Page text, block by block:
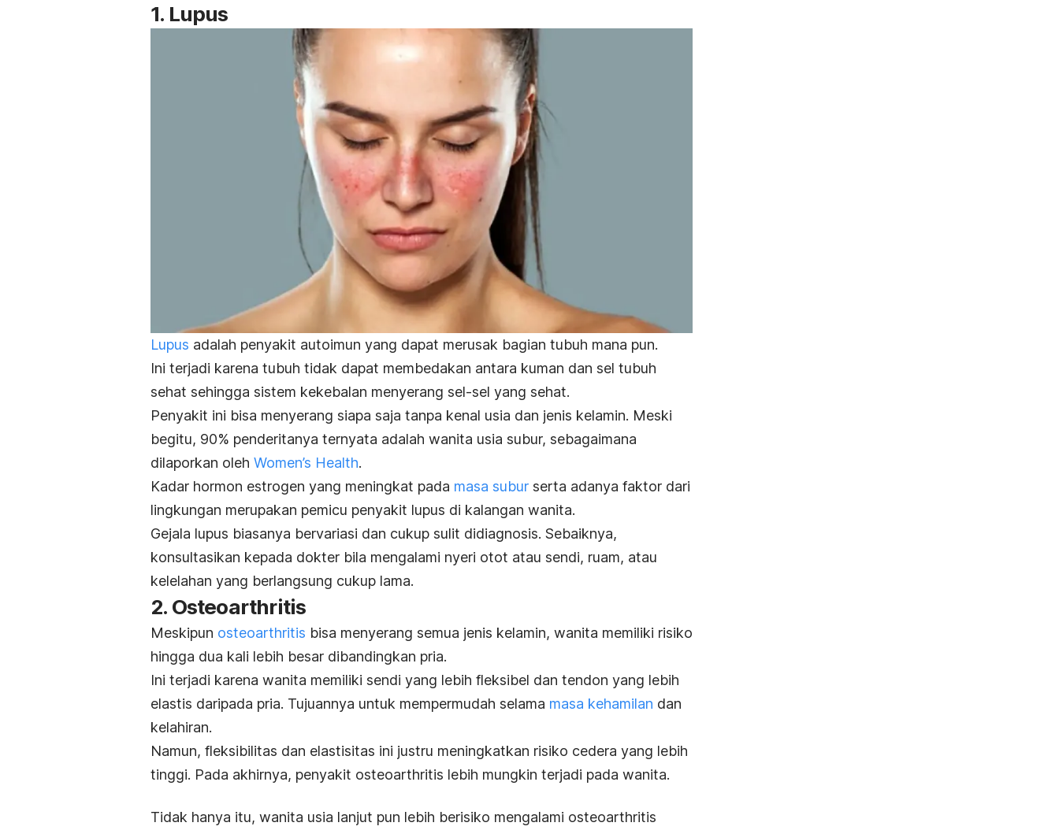
1. Lupus
Lupus adalah penyakit autoimun yang dapat merusak bagian tubuh mana pun.
Ini terjadi karena tubuh tidak dapat membedakan antara kuman dan sel tubuh
sehat sehingga sistem kekebalan menyerang sel-sel yang sehat.
Penyakit ini bisa menyerang siapa saja tanpa kenal usia dan jenis kelamin. Meski
begitu, 90% penderitanya ternyata adalah wanita usia subur, sebagaimana
dilaporkan oleh Women’s Health.
Kadar hormon estrogen yang meningkat pada masa subur serta adanya faktor dari
lingkungan merupakan pemicu penyakit lupus di kalangan wanita.
Gejala lupus biasanya bervariasi dan cukup sulit didiagnosis. Sebaiknya,
konsultasikan kepada dokter bila mengalami nyeri otot atau sendi, ruam, atau
kelelahan yang berlangsung cukup lama.
2. Osteoarthritis
Meskipun osteoarthritis bisa menyerang semua jenis kelamin, wanita memiliki risiko
hingga dua kali lebih besar dibandingkan pria.
Ini terjadi karena wanita memiliki sendi yang lebih fleksibel dan tendon yang lebih
elastis daripada pria. Tujuannya untuk mempermudah selama masa kehamilan dan
kelahiran.
Namun, fleksibilitas dan elastisitas ini justru meningkatkan risiko cedera yang lebih
tinggi. Pada akhirnya, penyakit osteoarthritis lebih mungkin terjadi pada wanita.
Tidak hanya itu, wanita usia lanjut pun lebih berisiko mengalami osteoarthritis